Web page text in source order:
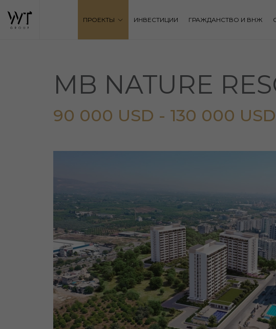
ПРОЕКТЫ ИНВЕСТИЦИИ ГРАЖДАНСТВО И ВНЖ
MB NATURE
90 000 USD - 130 000 USD